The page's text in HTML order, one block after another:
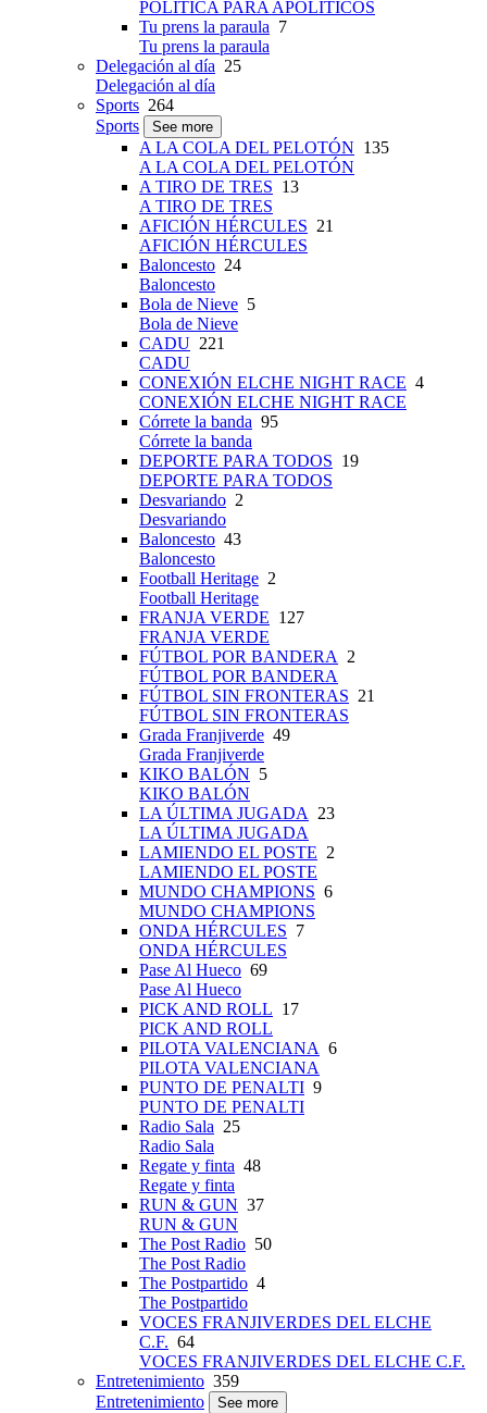
POLÍTICA PARA APOLÍTICOS
Tu prens la paraula 7
Tu prens la paraula
Delegación al día 25
Delegación al día
Sports 264
Sports
See more
A LA COLA DEL PELOTÓN 135
A LA COLA DEL PELOTÓN
A TIRO DE TRES 13
A TIRO DE TRES
AFICIÓN HÉRCULES 21
AFICIÓN HÉRCULES
Baloncesto 24
Baloncesto
Bola de Nieve 5
Bola de Nieve
CADU 221
CADU
CONEXIÓN ELCHE NIGHT RACE 4
CONEXIÓN ELCHE NIGHT RACE
Córrete la banda 95
Córrete la banda
DEPORTE PARA TODOS 19
DEPORTE PARA TODOS
Desvariando 2
Desvariando
Baloncesto 43
Baloncesto
Football Heritage 2
Football Heritage
FRANJA VERDE 127
FRANJA VERDE
FÚTBOL POR BANDERA 2
FÚTBOL POR BANDERA
FÚTBOL SIN FRONTERAS 21
FÚTBOL SIN FRONTERAS
Grada Franjiverde 49
Grada Franjiverde
KIKO BALÓN 5
KIKO BALÓN
LA ÚLTIMA JUGADA 23
LA ÚLTIMA JUGADA
LAMIENDO EL POSTE 2
LAMIENDO EL POSTE
MUNDO CHAMPIONS 6
MUNDO CHAMPIONS
ONDA HÉRCULES 7
ONDA HÉRCULES
Pase Al Hueco 69
Pase Al Hueco
PICK AND ROLL 17
PICK AND ROLL
PILOTA VALENCIANA 6
PILOTA VALENCIANA
PUNTO DE PENALTI 9
PUNTO DE PENALTI
Radio Sala 25
Radio Sala
Regate y finta 48
Regate y finta
RUN & GUN 37
RUN & GUN
The Post Radio 50
The Post Radio
The Postpartido 4
The Postpartido
VOCES FRANJIVERDES DEL ELCHE
C.F. 64
VOCES FRANJIVERDES DEL ELCHE C.F.
Entretenimiento 359
Entretenimiento
See more